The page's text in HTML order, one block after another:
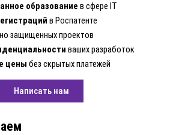
образование в сфере IT
в Роспатенте
защищенных проектов
ваших разработок
цены без скрытых платежей
Написать нам